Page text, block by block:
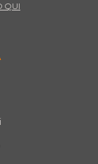
QUI